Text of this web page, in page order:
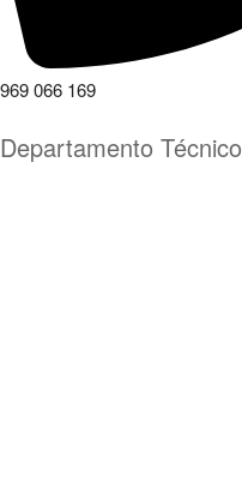
969 066 169
Departamento Técnico